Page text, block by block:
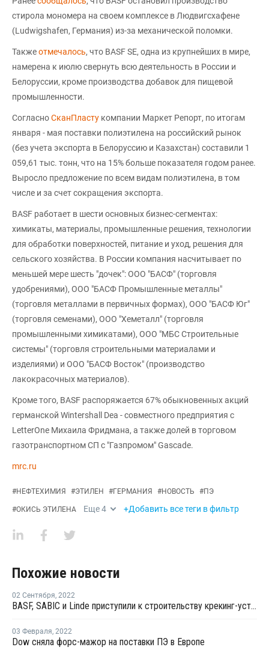
стирола мономера на своем комплексе в Людвигсхафене
(Ludwigshafen, Германия) из-за механической поломки.
Такжеотмечалось, что BASF SE, одна из крупнейших в мире,
намерена к июлю свернуть всю деятельность в России и
Белоруссии, кроме производства добавок для пищевой
промышленности.
СогласноСканПласту компании Маркет Репорт, по итогам
января - мая поставки полиэтилена на российский рынок
(без учета экспорта в Белоруссию и Казахстан) составили 1
059,61 тыс. тонн, что на 15% больше показателя годом ранее.
Выросло предложение по всем видам полиэтилена, в том
числе и за счет сокращения экспорта.
BASF работает в шести основных бизнес-сегментах:
химикаты, материалы, промышленные решения, технологии
для обработки поверхностей, питание и уход, решения для
сельского хозяйства. В России компания насчитывает по
меньшей мере шесть "дочек": ООО "БАСФ" (торговля
удобрениями), ООО "БАСФ Промышленные металлы"
(торговля металлами в первичных формах), ООО "БАСФ Юг"
(торговля семенами), ООО "Хеметалл" (торговля
промышленными химикатами), ООО "МБС Строительные
системы" (торговля строительными материалами и
изделиями) и ООО "БАСФ Восток" (производство
лакокрасочных материалов).
Кроме того, BASF распоряжается 67% обыкновенных акций
германской Wintershall Dea - совместного предприятия с
LetterOne Михаила Фридмана, а также долей в торговом
газотранспортном СП с "Газпромом" Gascade.
mrc.ru
#НЕФТЕХИМИЯ #ЭТИЛЕН #ГЕРМАНИЯ #НОВОСТЬ #ПЭ
#ОКИСЬ ЭТИЛЕНА Еще4 +Добавить все теги в фильтр
Похожие новости
02 Сентября, 2022
BASF, SABIC и Linde приступили к строительству крекинг-установки парового крекинга с использованием электрических печей
03 Февраля, 2022
Dow сняла форс-мажор на поставки ПЭ в Европе